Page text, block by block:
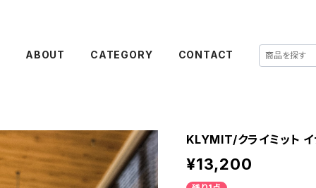
ABOUT CATEGORY CONTACT
KLYMIT/クライミット イ
¥13,200